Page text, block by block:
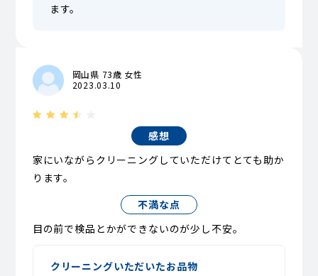
ます。
岡山県 73歳 女性
2023.03.10
感想
家にいながらクリーニングしていただけてとても助か
ります。
不満な点
目の前で検品とかができないのが少し不安。
クリーニングいただいたお品物